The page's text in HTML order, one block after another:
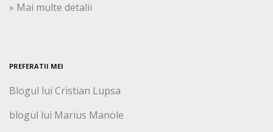
» Mai multe detalii
PREFERATII MEI
Blogul lui Cristian Lupsa
blogul lui Marius Manole